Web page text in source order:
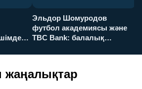
Эльдор Шомуродов
футбол академиясы және
TBC Bank: балалық